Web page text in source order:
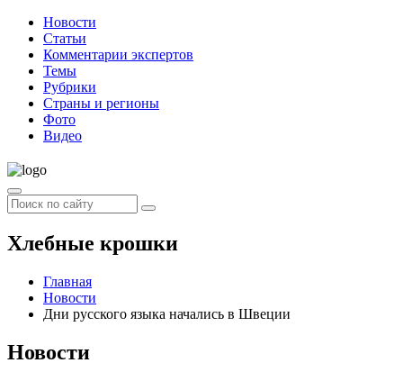
Новости
Статьи
Комментарии экспертов
Темы
Рубрики
Страны и регионы
Фото
Видео
Хлебные крошки
Главная
Новости
Дни русского языка начались в Швеции
Новости